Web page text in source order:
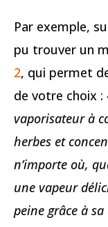
Par exemple,
pu trouver un
2, qui permet
de votre choix :
vaporisateur à
herbes et
n’importe où,
une vapeur
peine grâce à